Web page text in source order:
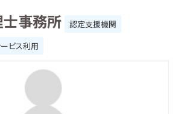
事務所
認定支援機関
ビス利用